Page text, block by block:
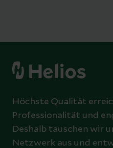
Höchste Qualität
Professionalität und
Deshalb tauschen wir
Netzwerk aus und